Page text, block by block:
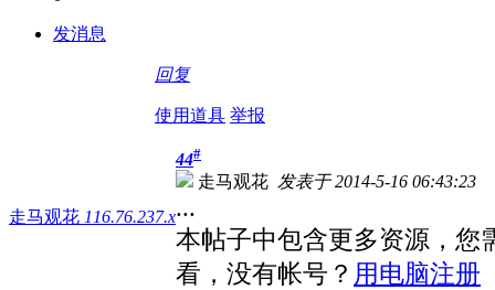
发消息
回复
使用道具 举报
走马观花 116.76.237.x
44#
走马观花 发表于 2014-5-16 06:43:23
...
本帖子中包含更多资源，您
看，没有帐号？ 用电脑注册